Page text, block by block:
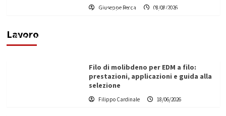
Giuseppe Recca 08/08/2026
Lavoro
di un progetto transnazionale per la transizione
Filippo Cardinale
Filo di molibdeno per EDM a filo:
prestazioni, applicazioni e guida alla
selezione
Filippo Cardinale 18/06/2026